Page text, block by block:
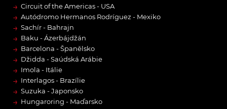
→ Circuit of the Americas - USA
→ Autódromo Hermanos Rodríguez - Mexiko
→ Sachír - Bahrajn
→ Baku - Ázerbájdžán
→ Barcelona - Španělsko
→ Džidda - Saúdská Arábie
→ Imola - Itálie
→ Interlagos - Brazílie
→ Suzuka - Japonsko
→ Hungaroring - Maďarsko